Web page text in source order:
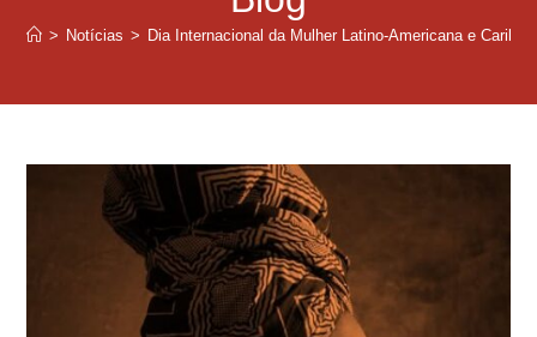
> Notícias > Dia Internacional da Mulher Latino-Americana e